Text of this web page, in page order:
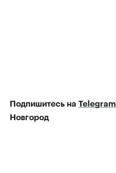
Подпишитесь на Telegram
Новгород